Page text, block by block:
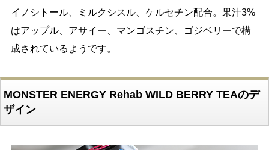
イノシトール、ミルクシスル、ケルセチン配合。果汁3%
はアップル、アサイー、マンゴスチン、ゴジベリーで構
成されているようです。
MONSTER ENERGY Rehab WILD BERRY TEAのデ
ザイン